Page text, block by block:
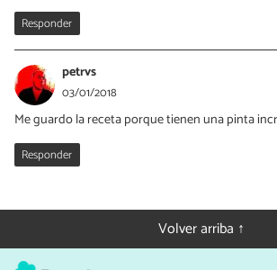
Responder
petrvs
03/01/2018
Me guardo la receta porque tienen una pinta
Responder
Volver arriba ↑